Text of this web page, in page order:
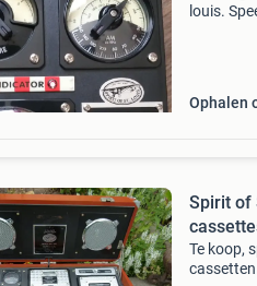
louis.
Ophalen
Spirit of
Te koop,